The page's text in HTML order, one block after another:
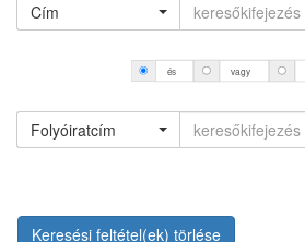
Cím
és vagy
Folyóiratcím
Keresési feltétel(ek) törlése